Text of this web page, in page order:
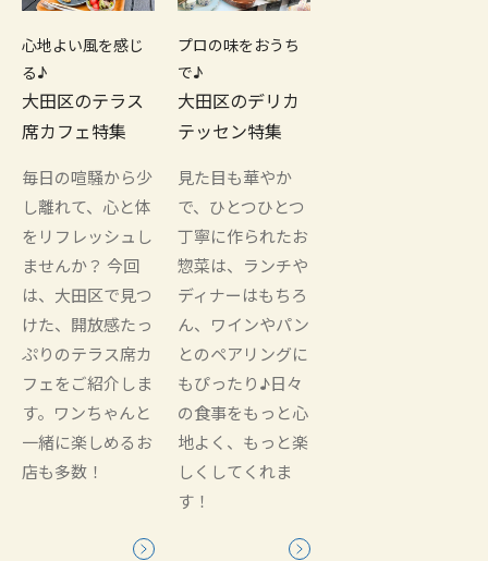
心地よい風を感じ
る♪
大田区のテラス
席カフェ特集
毎日の喧騒から少
し離れて、心と体
をリフレッシュし
ませんか？ 今回
は、大田区で見つ
けた、開放感たっ
ぷりのテラス席カ
フェをご紹介しま
す。ワンちゃんと
一緒に楽しめるお
店も多数！
プロの味をおうち
で♪
大田区のデリカ
テッセン特集
見た目も華やか
で、ひとつひとつ
丁寧に作られたお
惣菜は、ランチや
ディナーはもちろ
ん、ワインやパン
とのペアリングに
もぴったり♪日々
の食事をもっと心
地よく、もっと楽
しくしてくれま
す！